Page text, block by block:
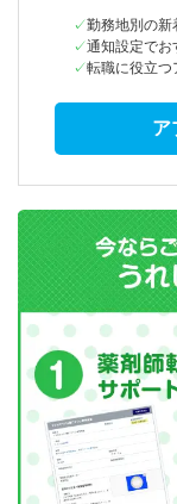
勤務地別の新
通知設定でお
転職に役立つ
ア